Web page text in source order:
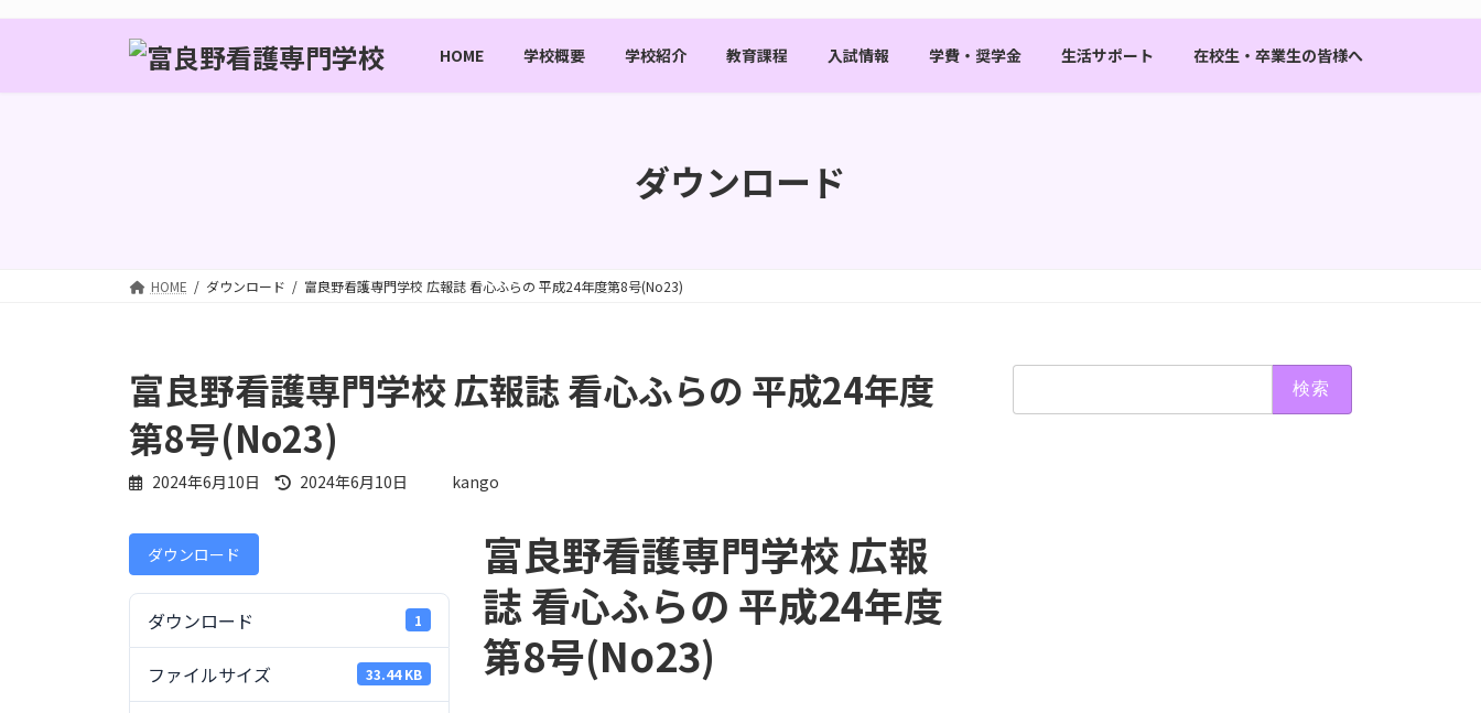
コ
ン
ナ
ー
HOME 学校概要 学校紹介 教育課程 入試情報 学費・奨学金 生活サポート 在校生・卒業生の皆様へ
ダウンロード
HOME ダウンロード 富良野看護専門学校 広報誌 看心ふらの 平成24年度第8号(No23)
富良野看護専門学校 広報誌 看心ふらの 平成24年度
第8号(No23)
2024年6月10日
最
時
2024年6月10日 kango
ダウンロード
ダウンロード 1
ファイルサイズ 33.44 KB
富良野看護専門学校 広報
誌 看心ふらの 平成24年度
第8号(No23)